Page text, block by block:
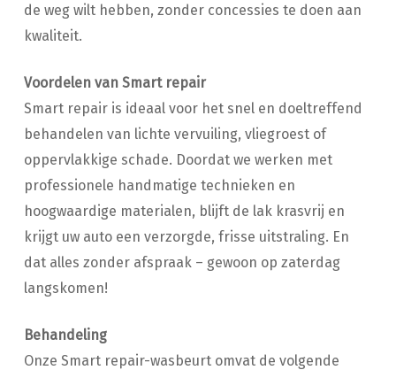
de weg wilt hebben, zonder concessies te doen aan
kwaliteit.
Voordelen van Smart repair
Smart repair is ideaal voor het snel en doeltreffend
behandelen van lichte vervuiling, vliegroest of
oppervlakkige schade. Doordat we werken met
professionele handmatige technieken en
hoogwaardige materialen, blijft de lak krasvrij en
krijgt uw auto een verzorgde, frisse uitstraling. En
dat alles zonder afspraak – gewoon op zaterdag
langskomen!
Behandeling
Onze Smart repair-wasbeurt omvat de volgende